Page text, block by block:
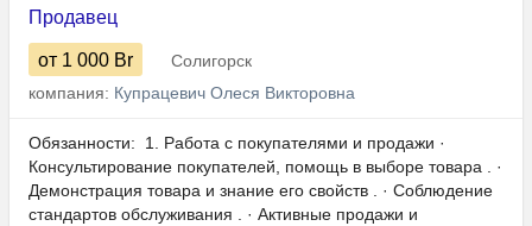
Продавец
от 1 000 Br
Солигорск
компания: Купрацевич Олеся Викторовна
Обязанности: ​​​​​​ 1. Работа с покупателями и продажи ·
Консультирование покупателей, помощь в выборе товара . ·
Демонстрация товара и знание его свойств . · Соблюдение
стандартов обслуживания . · Активные продажи и